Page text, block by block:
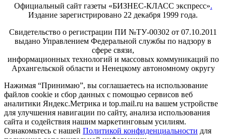
Официальный сайт газеты «БИЗНЕС-КЛАСС экспресс».
Издание зарегистрировано 22 декабря 1999 года.
Свидетельство о регистрации ПИ №ТУ-00302 от 07.10.2011
выдано Управлением Федеральной службы по надзору в
сфере связи,
информационных технологий и массовых коммуникаций по
Архангельской области и Ненецкому автономному округу
Нажимая “Принимаю”, вы соглашаетесь на использование
файлов cookie и сбор данных с помощью сервисов веб
аналитики Яндекс.Метрика и top.mail.ru на вашем устройстве
для улучшения навигации по сайту, анализа использования
сайта и содействия нашим маркетинговым усилиям.
Ознакомьтесь с нашей Политикой конфиденциальности для